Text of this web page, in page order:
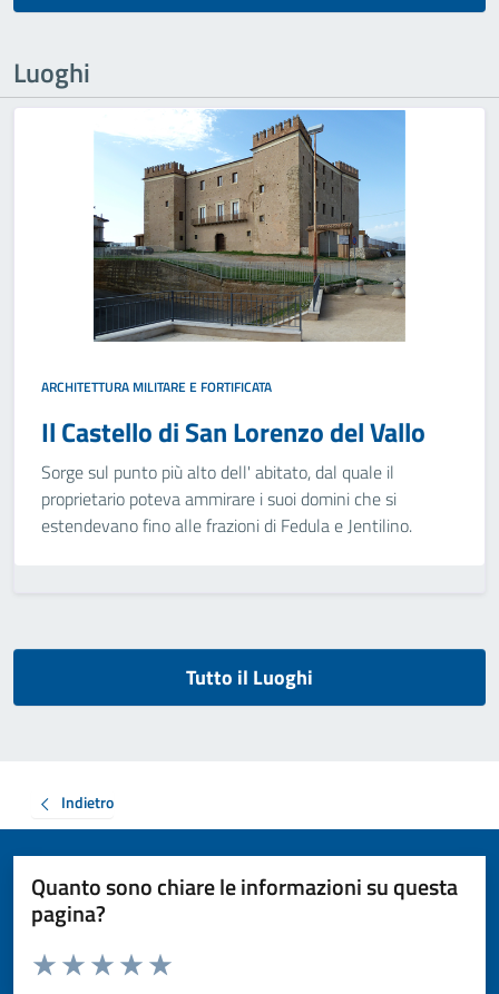
Luoghi
ARCHITETTURA MILITARE E FORTIFICATA
Il Castello di San Lorenzo del Vallo
Sorge sul punto più alto dell' abitato, dal quale il
proprietario poteva ammirare i suoi domini che si
estendevano fino alle frazioni di Fedula e Jentilino.
Tutto il Luoghi
Indietro
Quanto sono chiare le informazioni su questa
pagina?
Valuta da 1 a 5 stelle la pagina